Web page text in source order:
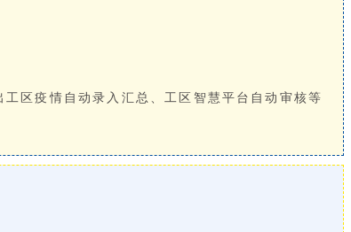
区疫情自动录入汇总、工区智慧平台自动审核等